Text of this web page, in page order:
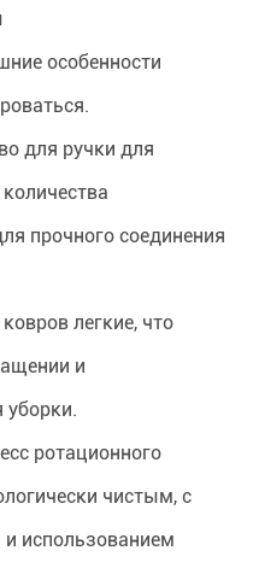
особенности
для ручки для
прочного соединения
легкие, что
и
уборки.
ротационного
чистым, с
использованием